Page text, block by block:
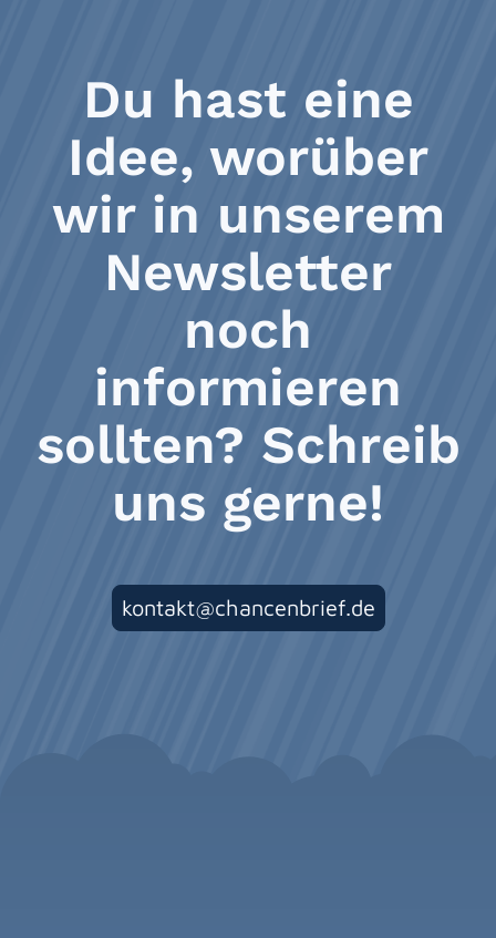
Du hast eine
Idee, worüber
wir in unserem
Newsletter
noch
informieren
sollten? Schreib
uns gerne!
kontakt@chancenbrief.de